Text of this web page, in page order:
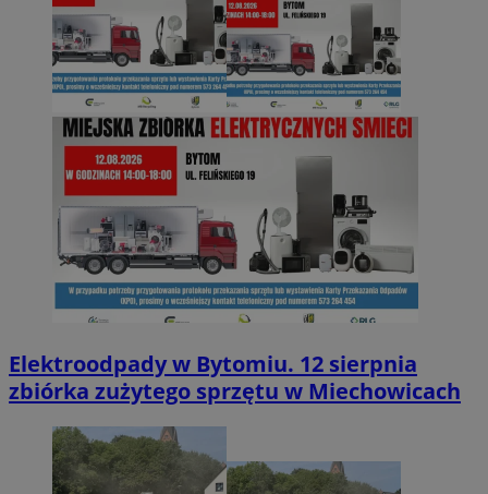
Elektroodpady w Bytomiu. 12 sierpnia
zbiórka zużytego sprzętu w Miechowicach